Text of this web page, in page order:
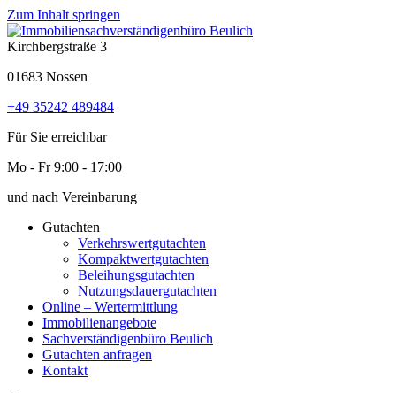
Zum Inhalt springen
Kirchbergstraße 3
01683 Nossen
+49 35242 489484
Für Sie erreichbar
Mo - Fr 9:00 - 17:00
und nach Vereinbarung
Gutachten
Verkehrswertgutachten
Kompaktwertgutachten
Beleihungsgutachten
Nutzungsdauergutachten
Online – Wertermittlung
Immobilienangebote
Sachverständigenbüro Beulich
Gutachten anfragen
Kontakt